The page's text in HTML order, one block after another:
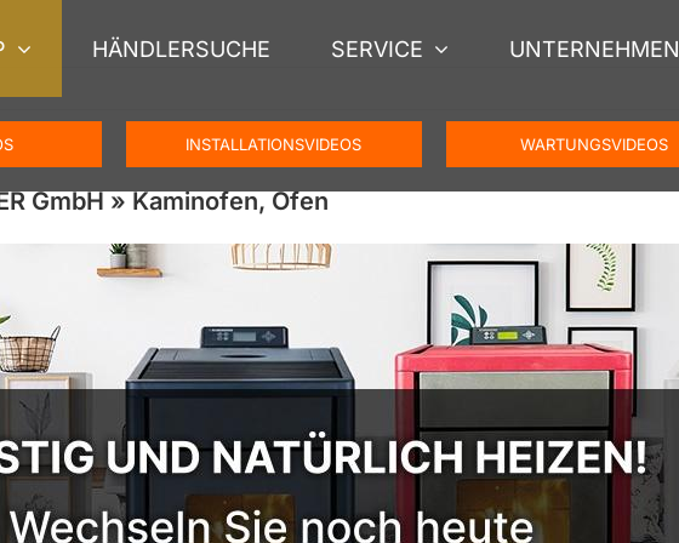
HÄNDLERSUCHE SERVICE UNTERNEHMEN
INSTALLATIONSVIDEOS WARTUNGSVIDEOS
GmbH » Kaminofen, Ofen